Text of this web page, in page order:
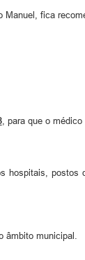
fica
, para que o
hospitais,
âmbito municipal.